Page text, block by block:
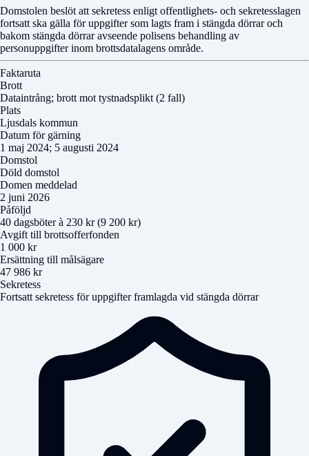
Domstolen beslöt att sekretess enligt offentlighets- och sekretesslagen
fortsatt ska gälla för uppgifter som lagts fram i stängda dörrar och
bakom stängda dörrar avseende polisens behandling av
personuppgifter inom brottsdatalagens område.
Faktaruta
Brott
Dataintrång; brott mot tystnadsplikt (2 fall)
Plats
Ljusdals kommun
Datum för gärning
1 maj 2024; 5 augusti 2024
Domstol
Döld domstol
Domen meddelad
2 juni 2026
Påföljd
40 dagsböter à 230 kr (9 200 kr)
Avgift till brottsofferfonden
1 000 kr
Ersättning till målsägare
47 986 kr
Sekretess
Fortsatt sekretess för uppgifter framlagda vid stängda dörrar